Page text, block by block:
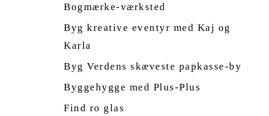
Bogmærke-værksted
Byg kreative eventyr med Kaj og
Karla
Byg Verdens skæveste papkasse-by
Byggehygge med Plus-Plus
Find ro glas